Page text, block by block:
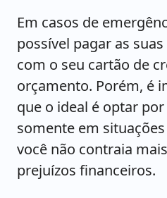
Em casos de
possível pagar as
com o seu cartão de
orçamento. Porém, é
que o ideal é optar
somente em
você não contraia
prejuízos financeiros.